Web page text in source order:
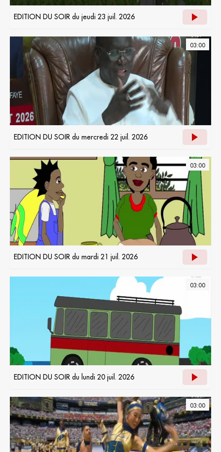
EDITION DU SOIR du jeudi 23 juil. 2026
03:00
EDITION DU SOIR du mercredi 22 juil. 2026
03:00
EDITION DU SOIR du mardi 21 juil. 2026
03:00
EDITION DU SOIR du lundi 20 juil. 2026
03:00